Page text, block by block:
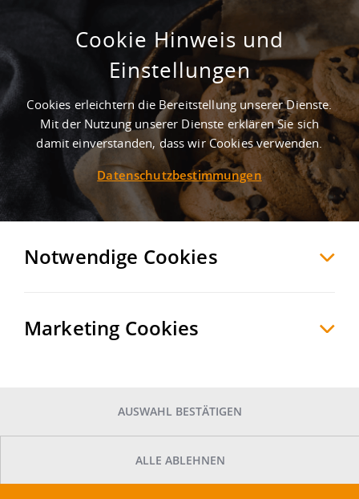
Treffer - Gewerbegebiete in Übach-Palenberg
Übach-Palenberg
Möchten Sie diese Suche als Suchauftrag
Objekte informiert werden?
Cookie Hinweis und
Einstellungen
Cookies erleichtern die Bereitstellung unserer Dienste.
Mit der Nutzung unserer Dienste erklären Sie sich
damit einverstanden, dass wir Cookies verwenden.
Datenschutzbestimmungen
Notwendige Cookies
Marketing Cookies
AUSWAHL BESTÄTIGEN
ALLE ABLEHNEN